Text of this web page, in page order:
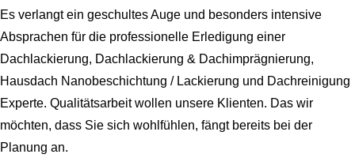
Es verlangt ein geschultes Auge und besonders intensive
Absprachen für die professionelle Erledigung einer
Dachlackierung, Dachlackierung & Dachimprägnierung,
Hausdach Nanobeschichtung / Lackierung und Dachreinigung
Experte. Qualitätsarbeit wollen unsere Klienten. Das wir
möchten, dass Sie sich wohlfühlen, fängt bereits bei der
Planung an.